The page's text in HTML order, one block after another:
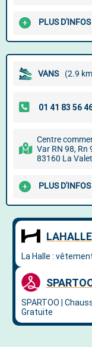
PLUS
VANS (2.9
Centre
Var RN 98, Rn
83160 La
PLUS